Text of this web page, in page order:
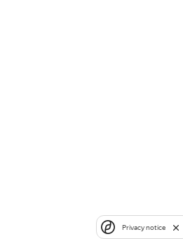
Privacy notice